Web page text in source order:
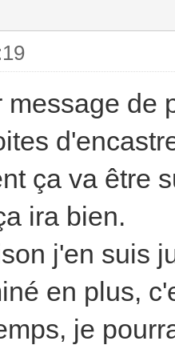
message de
ça va être
ira bien.
j'en suis
en plus,
je